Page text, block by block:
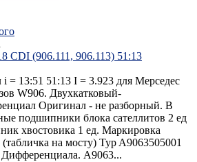
CDI (906.111, 906.113) 51:13
13:51 51:13 I = 3.923 для Мерседес
W906. Двухкатковый-
Оригинал - не разборный. В
подшипники блока сателлитов 2 ед
хвостовика 1 ед. Маркировка
на мосту) Typ A9063505001
A9063...